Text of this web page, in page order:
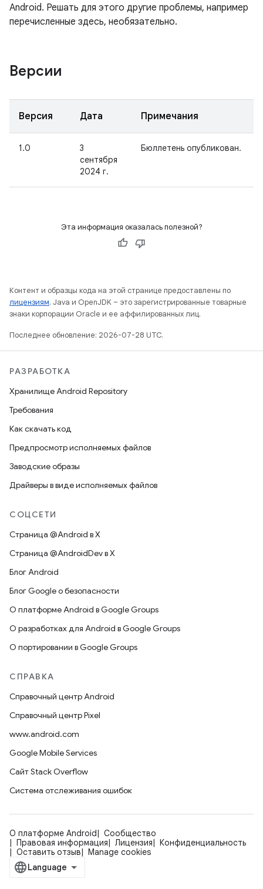
Android. Решать для этого другие проблемы, например
перечисленные здесь, необязательно.
Версии
Версия Дата Примечания
1.0
3
сентября
2024 г.
Бюллетень опубликован.
Эта информация оказалась полезной?
Контент и образцы кода на этой странице предоставлены по
лицензиям. Java и OpenJDK – это зарегистрированные товарные
знаки корпорации Oracle и ее аффилированных лиц.
Последнее обновление: 2026-07-28 UTC.
РАЗРАБОТКА
Хранилище Android Repository
Требования
Как скачать код
Предпросмотр исполняемых файлов
Заводские образы
Драйверы в виде исполняемых файлов
СОЦСЕТИ
Страница @Android в X
Страница @AndroidDev в X
Блог Android
Блог Google о безопасности
О платформе Android в Google Groups
О разработках для Android в Google Groups
О портировании в Google Groups
СПРАВКА
Справочный центр Android
Справочный центр Pixel
www.android.com
Google Mobile Services
Сайт Stack Overflow
Система отслеживания ошибок
О платформе Android
Сообщество
Правовая информация
Лицензия
Конфиденциальность
Оставить отзыв
Manage cookies